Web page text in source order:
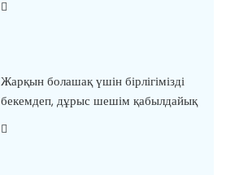
Жарқын болашақ үшін бірлігімізді
бекемдеп, дұрыс шешім қабылдайық